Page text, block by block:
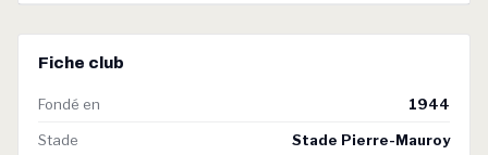
Fiche club
Fondé en 1944
Stade Stade Pierre-Mauroy